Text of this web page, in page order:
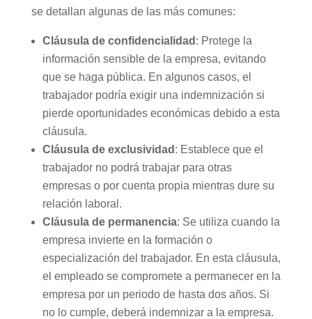
se detallan algunas de las más comunes:
Cláusula de confidencialidad : Protege la
información sensible de la empresa, evitando
que se haga pública. En algunos casos, el
trabajador podría exigir una indemnización si
pierde oportunidades económicas debido a esta
cláusula.
Cláusula de exclusividad : Establece que el
trabajador no podrá trabajar para otras
empresas o por cuenta propia mientras dure su
relación laboral.
Cláusula de permanencia: Se utiliza cuando la
empresa invierte en la formación o
especialización del trabajador. En esta cláusula,
el empleado se compromete a permanecer en la
empresa por un periodo de hasta dos años. Si
no lo cumple, deberá indemnizar a la empresa.